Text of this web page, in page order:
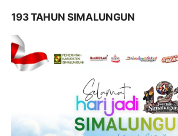
193 TAHUN SIMALUNGUN